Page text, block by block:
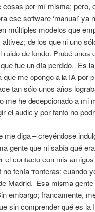
cosas por mí misma; pero,
ese software ‘manual’ ya
múltiples modelos que
de los que ni uno
de fondo. Probé unos
fue un día perdido. Es
me opongo a la IA por
tan sólo unos años
me he decepcionado a mi
el audio y por tanto no
me diga – creyéndose
gente que ni sabía qué
el contacto con mis
tenía fronteras; cuando
Madrid. Esa misma
embargo; francamente,
sin comprender qué es la